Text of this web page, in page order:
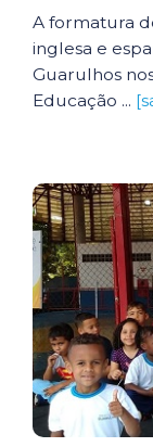
A formatura
inglesa e
Guarulhos
Educação ...